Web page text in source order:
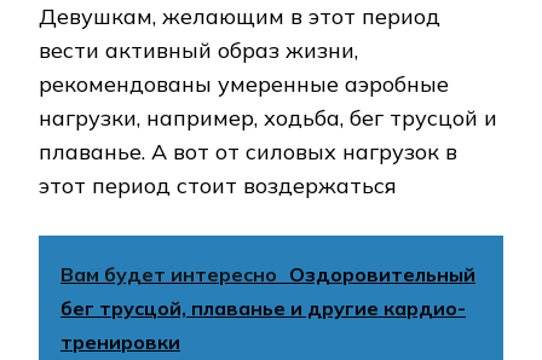
Девушкам, желающим в этот период
вести активный образ жизни,
рекомендованы умеренные аэробные
нагрузки, например, ходьба, бег трусцой и
плаванье. А вот от силовых нагрузок в
этот период стоит воздержаться
Вам будет интересно Оздоровительный
бег трусцой, плаванье и другие кардио-
тренировки